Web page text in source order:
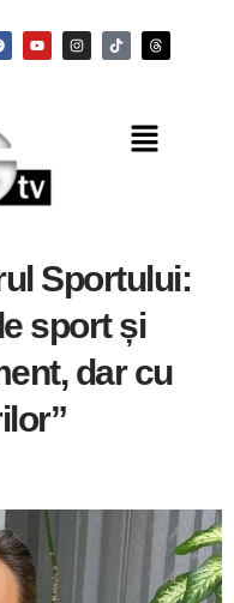
Sportului:
sport și
dar cu